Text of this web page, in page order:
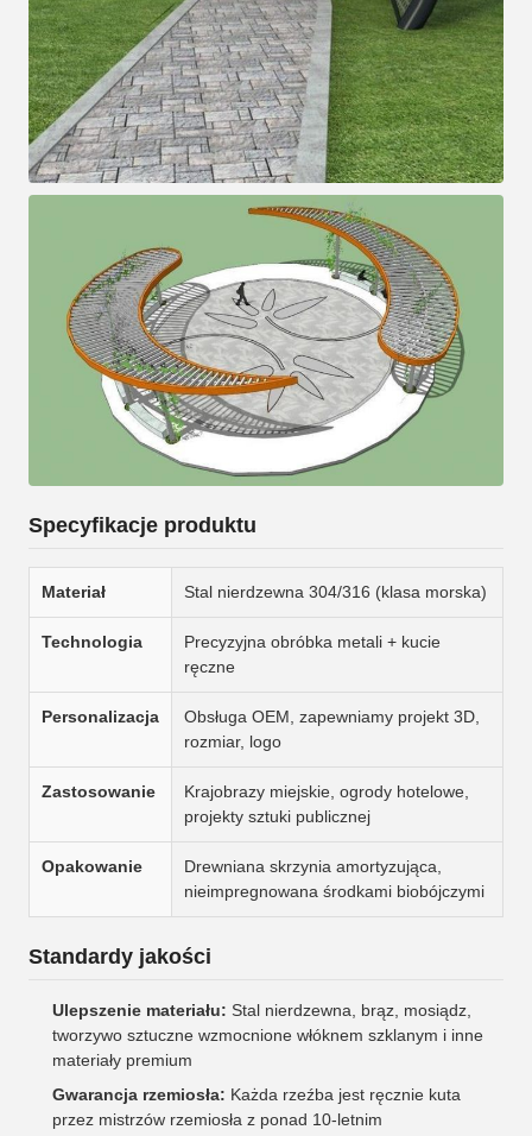
Specyfikacje produktu
Materiał Stal nierdzewna 304/316 (klasa morska)
Technologia
Precyzyjna obróbka metali + kucie
ręczne
Personalizacja
Obsługa OEM, zapewniamy projekt 3D,
rozmiar, logo
Zastosowanie
Krajobrazy miejskie, ogrody hotelowe,
projekty sztuki publicznej
Opakowanie
Drewniana skrzynia amortyzująca,
nieimpregnowana środkami biobójczymi
Standardy jakości
Ulepszenie materiału: Stal nierdzewna, brąz, mosiądz,
tworzywo sztuczne wzmocnione włóknem szklanym i inne
materiały premium
Gwarancja rzemiosła: Każda rzeźba jest ręcznie kuta
przez mistrzów rzemiosła z ponad 10-letnim